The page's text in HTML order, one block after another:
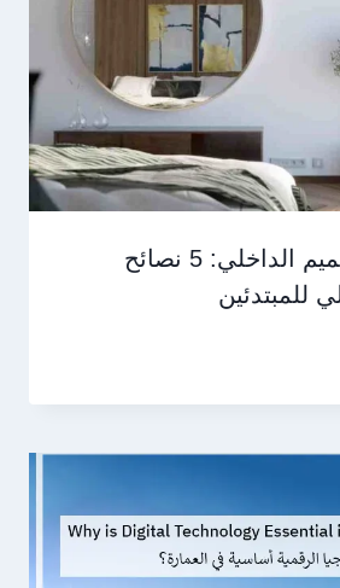
أساسيات التصميم الداخلي: 5 نصائح
للمبتدئين